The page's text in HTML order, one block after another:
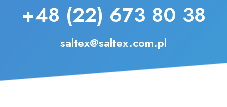
+48 (22) 673 80 38
saltex@saltex.com.pl